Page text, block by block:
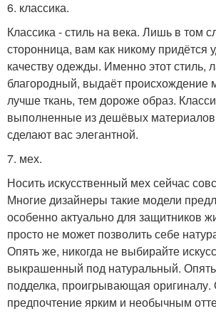
6. классика.
Классика - стиль на века. Лишь в том
сторонница, вам как никому придётся
качеству одежды. Именно этот стиль,
благородный, выдаёт происхождение
лучше ткань, тем дороже образ.
выполненные из дешёвых материалов
сделают вас элегантной.
7. мех.
Носить искусственный мех сейчас
Многие дизайнеры такие модели
особенно актуально для защитников
просто не может позволить себе
Опять же, никогда не выбирайте
выкрашенный под натуральный. Опять
подделка, проигрывающая оригиналу.
предпочтение ярким и необычным